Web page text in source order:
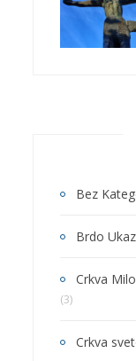
Bez
Brdo
Crkva
(3)
Crkva